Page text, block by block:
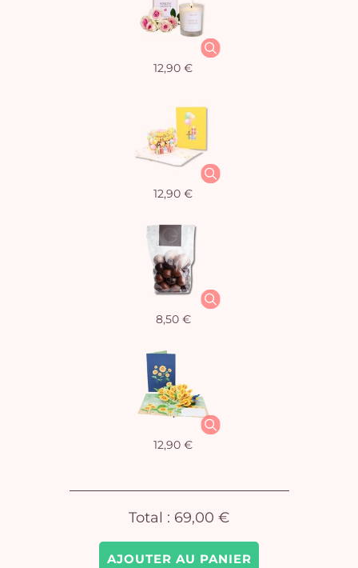
AJOUTER AU PANIER
12,90 €
12,90 €
8,50 €
12,90 €
Total : 69,00 €